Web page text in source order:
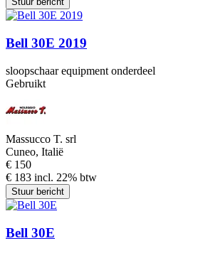
Bell 30E 2019
sloopschaar equipment onderdeel
Gebruikt
Massucco T. srl
Cuneo, Italië
€ 150
€ 183 incl. 22% btw
Stuur bericht
Bell 30E